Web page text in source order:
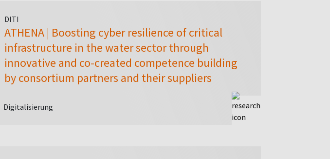
DITI
ATHENA | Boosting cyber resilience of critical
infrastructure in the water sector through
innovative and co-created competence building
by consortium partners and their suppliers
Digitalisierung